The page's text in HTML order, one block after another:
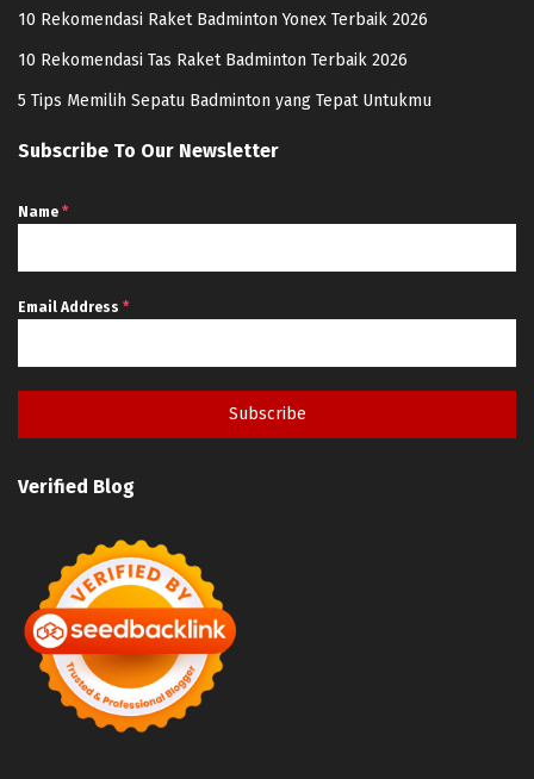
10 Rekomendasi Raket Badminton Yonex Terbaik 2026
10 Rekomendasi Tas Raket Badminton Terbaik 2026
5 Tips Memilih Sepatu Badminton yang Tepat Untukmu
Subscribe To Our Newsletter
Name *
Email Address *
Subscribe
Verified Blog